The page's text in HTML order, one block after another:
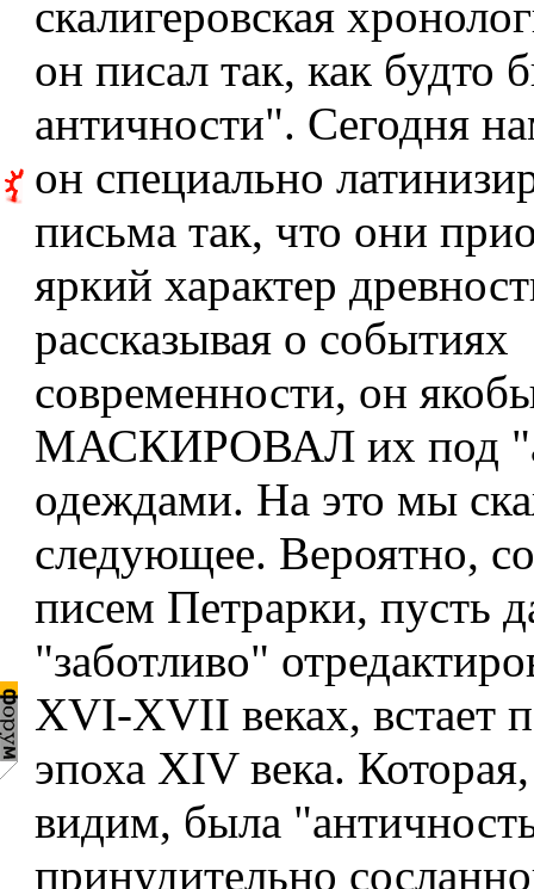
скалигеровская
он писал так, как будто
античности". Сегодня
он специально
письма так, что они
яркий характер
рассказывая о событиях
современности, он
МАСКИРОВАЛ их под
одеждами. На это мы
следующее. Вероятно,
писем Петрарки, пусть
"заботливо"
XVI-XVII веках, встает
эпоха XIV века.
видим, была
принудительно